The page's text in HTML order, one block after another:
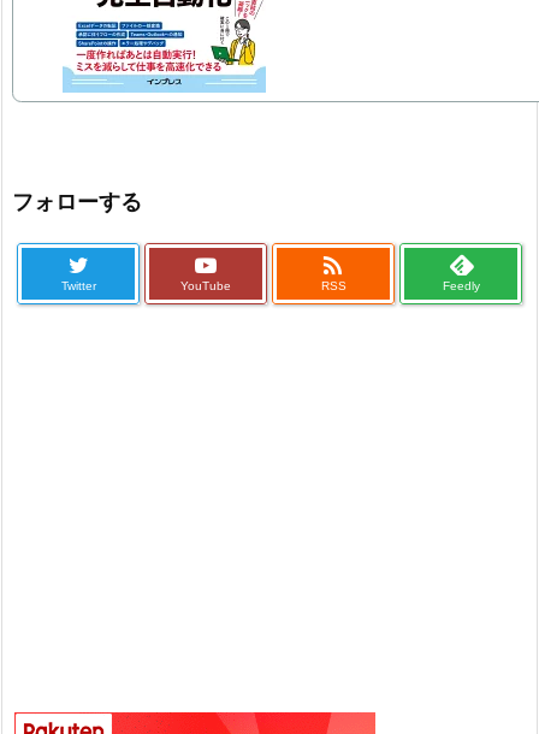
フォローする
Twitter YouTube

RSS Feedly